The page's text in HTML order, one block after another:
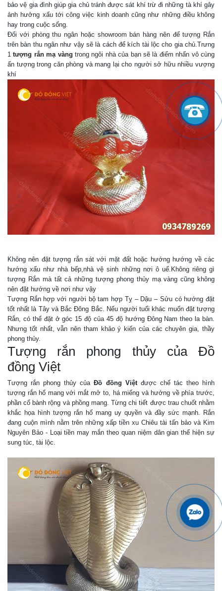
bảo vệ gia đình giúp gia chủ tránh được sát khí trừ đi những tà khí gây
ảnh hưởng xấu tới công việc kinh doanh cũng như những điều không
hay trong cuộc sống.
Đối với phòng thu ngân hoặc showroom bán hàng nên để tượng Rắn
trên bàn thu ngân như vậy sẽ là cách để kích tài lộc cho gia chủ.Trưng
1tượng rắn mạ vàng trong ngôi nhà của bạn sẽ là điểm nhấn vô cùng
ấn tượng trong căn phòng và mang lại cho người sở hữu nhiều vượng
khí
Không nên đặt tượng rắn sát với mặt đất hoặc hướng hướng về các
hướng xấu như nhà bếp,nhà vệ sinh những nơi ô uế.Không riêng gì
tượng Rắn mà tất cả những tượng phong thủy mạ vàng cũng không
nên đặt hướng về nơi như vậy
Tượng Rắn hợp với người bộ tam hợp Tỵ – Dậu – Sửu có hướng đặt
tốt nhất là Tây và Bắc Đông Bắc. Nếu người tuổi khác muốn đặt tượng
Rắn, có thể đặt ở góc 15 độ của 45 độ hướng Đông Nam theo la bàn.
Nhưng tốt nhất, vẫn nên tham khảo ý kiến của các chuyên gia, thầy
phong thủy.
Tượng rắn phong thủy của Đồ
đồng Việt
Tượng rắn phong thủy củaĐồ đồng Việtđược chế tác theo hình
tượng rắn hổ mang với mắt mở to, há miếng và hướng về phía trước,
phần cổ bành rộng và phồng mang. Từng chi tiết được trau chuốt nhằm
khắc họa hình tượng rắn hổ mang uy quyền và đầy sức mạnh. Rắn
đang cuộn mình nằm trên những xấp tiền xu Chiêu tài tấn bảo và Kim
Nguyên Bảo - Loại tiền may mắn theo quan niệm dân gian thể hiện sự
sung túc, tài lộc.